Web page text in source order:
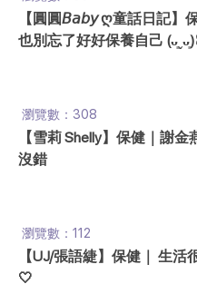
【圓圓𝘉𝘢𝘣𝘺 ღ童話日記】
也別忘了好好保養自己
瀏覽數：308
【雪莉 Shelly】保健｜謝
沒錯
瀏覽數：112
【UJ/張語緁】保健｜ 生
🤍